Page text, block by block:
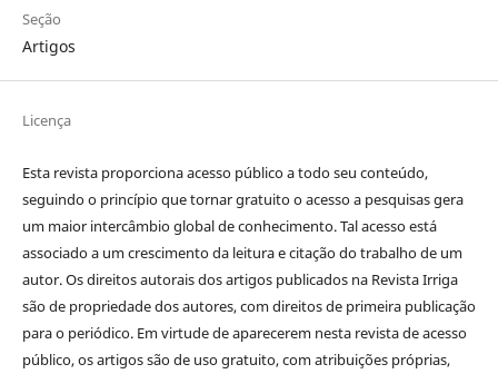
Seção
Artigos
Licença
Esta revista proporciona acesso público a todo seu conteúdo,
seguindo o princípio que tornar gratuito o acesso a pesquisas gera
um maior intercâmbio global de conhecimento. Tal acesso está
associado a um crescimento da leitura e citação do trabalho de um
autor. Os direitos autorais dos artigos publicados na Revista Irriga
são de propriedade dos autores, com direitos de primeira publicação
para o periódico. Em virtude de aparecerem nesta revista de acesso
público, os artigos são de uso gratuito, com atribuições próprias,